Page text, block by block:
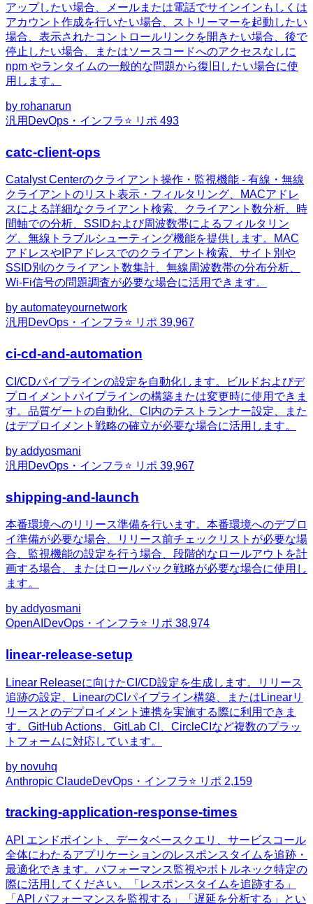
アップしたい場合、メールまたは電話でサインインもしくは
アカウント作成を行いたい場合、ストリーマーを起動したい
場合、表示されたコントロールリンクを開きたい場合、後で
停止したい場合、またはソースコードへのアクセスなしに
npm やランタイムの一般的な問題から復旧したい場合に使
用します。
by rohanarun
汎用 DevOps・インフラ⭐ リポ 493
catc-client-ops
Catalyst Centerのクライアント操作・監視機能 - 有線・無線
クライアントのリスト表示・フィルタリング、MACアドレ
スによる詳細なクライアント検索、クライアント数分析、時
間軸での分析、SSIDおよび周波数帯によるフィルタリン
グ、無線トラブルシューティング機能を提供します。MAC
アドレスやIPアドレスでのクライアント検索、サイト別や
SSID別のクライアント数集計、無線周波数帯の分布分析、
Wi-Fi信号の問題調査が必要な場合に活用できます。
by automateyournetwork
汎用 DevOps・インフラ⭐ リポ 39,967
ci-cd-and-automation
CI/CDパイプラインの設定を自動化します。ビルドおよびデ
プロイメントパイプラインの構築または変更時に使用できま
す。品質ゲートの自動化、CI内のテストランナー設定、また
はデプロイメント戦略の確立が必要な場合に活用します。
by addyosmani
汎用 DevOps・インフラ⭐ リポ 39,967
shipping-and-launch
本番環境へのリリース準備を行います。本番環境へのデプロ
イ準備が必要な場合、リリース前チェックリストが必要な場
合、監視機能の設定を行う場合、段階的なロールアウトを計
画する場合、またはロールバック戦略が必要な場合に使用し
ます。
by addyosmani
OpenAI DevOps・インフラ⭐ リポ 38,974
linear-release-setup
Linear Releaseに向けたCI/CD設定を生成します。リリース
追跡の設定、LinearのCIパイプライン構築、またはLinearリ
リースとのデプロイメント連携を実施する際に利用できま
す。GitHub Actions、GitLab CI、CircleCIなど複数のプラッ
トフォームに対応しています。
by novuhq
Anthropic ClaudeDevOps・インフラ⭐ リポ 2,159
tracking-application-response-times
API エンドポイント、データベースクエリ、サービスコール
全体にわたるアプリケーションのレスポンスタイムを追跡・
最適化できます。パフォーマンス監視やボトルネック特定の
際に活用してください。「レスポンスタイムを追跡する」
「API パフォーマンスを監視する」「遅延を分析する」とい